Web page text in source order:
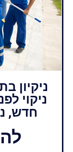
ניקיון
ניקוי
חדש,